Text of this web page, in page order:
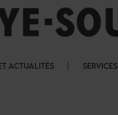
ACTUALITÉS SERVICES